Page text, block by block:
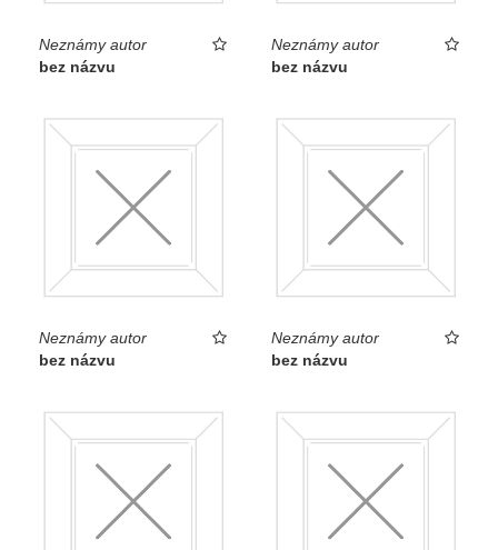
Neznámy autor
bez názvu
Neznámy autor
bez názvu
Neznámy autor
bez názvu
Neznámy autor
bez názvu